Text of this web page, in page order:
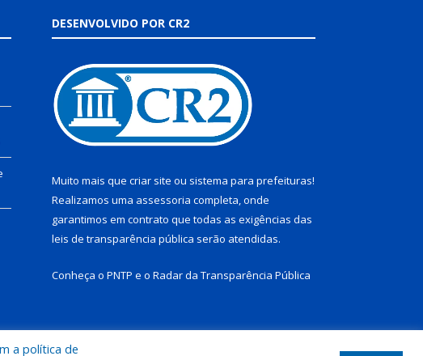
DESENVOLVIDO POR CR2
Muito mais que criar site ou sistema para prefeituras!
Realizamos uma assessoria completa, onde
garantimos em contrato que todas as exigências das
leis de transparência pública serão atendidas.
Conheça o PNTP e o Radar da Transparência Pública
a política de